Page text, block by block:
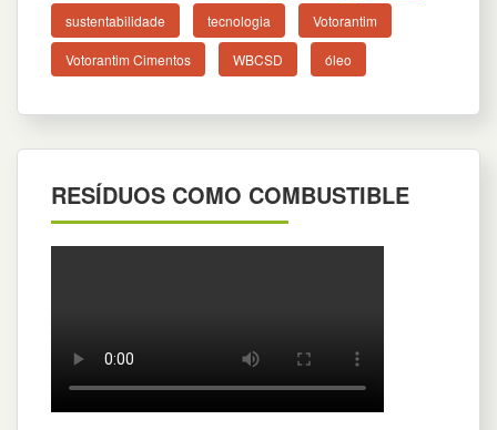
sustentabilidade tecnologia Votorantim
Votorantim Cimentos WBCSD óleo
RESÍDUOS COMO COMBUSTIBLE